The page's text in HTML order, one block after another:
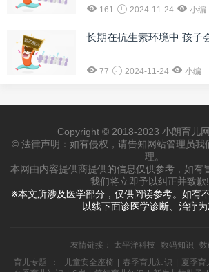
161 2024-11-24 小编
长期在抗生素环境中 孩子
77 2024-11-24 小编
Copyright © 2018-2023 小朗育儿
© 法律声明：如有侵权，请告知网站管理员我
理。
本网由内容提供商提供的信息仅供参考，如有
我们将立即予以纠正并致歉!
※本文所涉及医学部分，仅供阅读参考。如有
以线下面诊医学诊断、治疗为
友情链接： 太平洋科技 数码知识
数
育儿专题
： 儿童安全座椅 春季育儿知识 夏季育